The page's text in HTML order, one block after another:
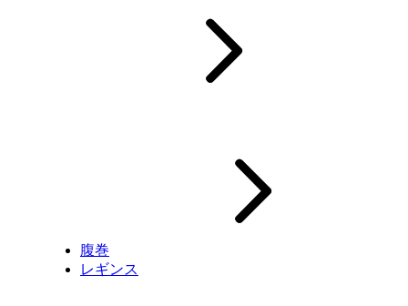
腹巻
レギンス